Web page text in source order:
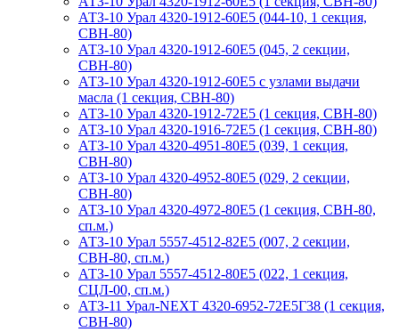
АТЗ-10 Урал 4320-1912-60Е5 (044-10, 1 секция,
СВН-80)
АТЗ-10 Урал 4320-1912-60Е5 (045, 2 секции,
СВН-80)
АТЗ-10 Урал 4320-1912-60Е5 с узлами выдачи
масла (1 секция, СВН-80)
АТЗ-10 Урал 4320-1912-72Е5 (1 секция, СВН-80)
АТЗ-10 Урал 4320-1916-72Е5 (1 секция, СВН-80)
АТЗ-10 Урал 4320-4951-80Е5 (039, 1 секция,
СВН-80)
АТЗ-10 Урал 4320-4952-80Е5 (029, 2 секции,
СВН-80)
АТЗ-10 Урал 4320-4972-80Е5 (1 секция, СВН-80,
сп.м.)
АТЗ-10 Урал 5557-4512-82Е5 (007, 2 секции,
СВН-80, сп.м.)
АТЗ-10 Урал 5557-4512-80Е5 (022, 1 секция,
СЦЛ-00, сп.м.)
АТЗ-11 Урал-NEXT 4320-6952-72Е5Г38 (1 секция,
СВН-80)